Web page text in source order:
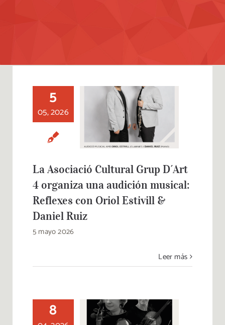
5
05, 2026
La Asociació
Cultural Grup D´Art
4 organiza una
audición musical:
Reflexes con Oriol
Ruiz
La Asociació Cultural Grup D´Art
4 organiza una audición musical:
Reflexes con Oriol Estivill &
Daniel Ruiz
5 mayo 2026
Leer más
8